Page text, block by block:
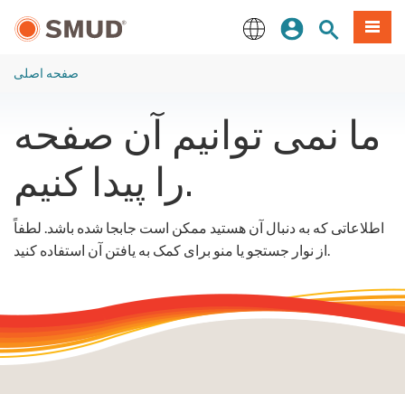
اصلی
ورودسایتمنو
صفحه اصلی
ما نمی توانیم آن صفحه
را پیدا کنیم.
اطلاعاتی که به دنبال آن هستید ممکن است جابجا شده باشد. لطفاً
از نوار جستجو یا منو برای کمک به یافتن آن استفاده کنید.